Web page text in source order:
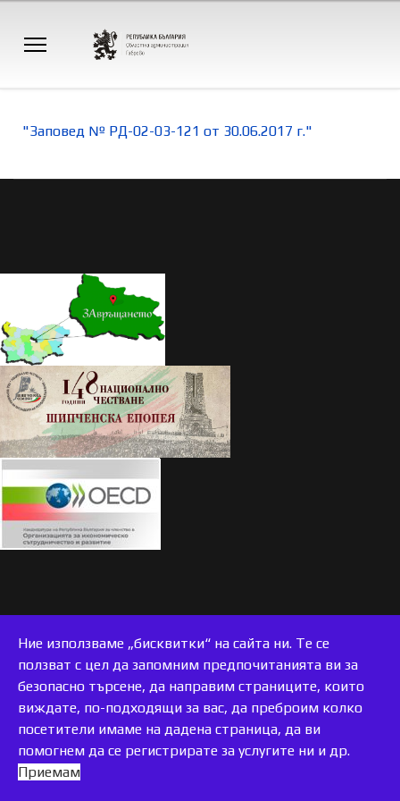
"Заповед № РД-02-03-121 от 30.06.2017 г."
Ние използваме „бисквитки“ на сайта ни. Те се
ползват с цел да запомним предпочитанията ви за
безопасно търсене, да направим страниците, които
виждате, по-подходящи за вас, да преброим колко
посетители имаме на дадена страница, да ви
помогнем да се регистрирате за услугите ни и др.
Приемам
accessible